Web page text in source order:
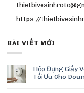
https://
BÀI VIẾT MỚI
Hộp Đựng Giấy
Tối Ưu Cho